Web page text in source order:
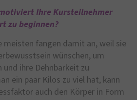
Ihre Kursteilnehmer
zu beginnen?
meisten fangen damit an, weil sie
wünschen, um
und ihre Dehnbarkeit zu
ein paar Kilos zu viel hat, kann
auch den Körper in Form